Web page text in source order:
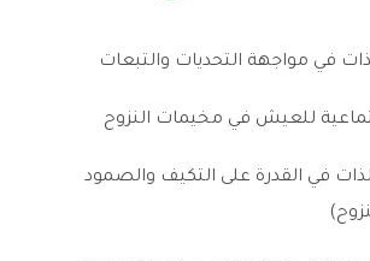
في مواجهة التحديات والتبعات
للعيش في مخيمات النزوح
في القدرة على التكيف والصمود